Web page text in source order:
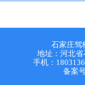
石家庄
地址：河北省
手机：
备案